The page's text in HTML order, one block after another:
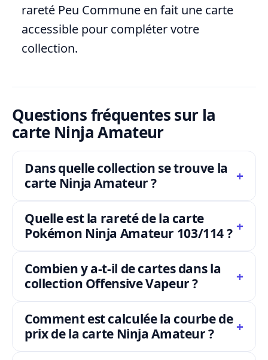
rareté Peu Commune en fait une carte
accessible pour compléter votre
collection.
Questions fréquentes sur la
carte Ninja Amateur
Dans quelle collection se trouve la
carte Ninja Amateur ?
Quelle est la rareté de la carte
Pokémon Ninja Amateur 103/114 ?
Combien y a-t-il de cartes dans la
collection Offensive Vapeur ?
Comment est calculée la courbe de
prix de la carte Ninja Amateur ?